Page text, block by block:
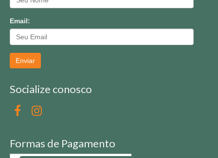
Email:
Enviar
Socialize conosco
Formas de Pagamento